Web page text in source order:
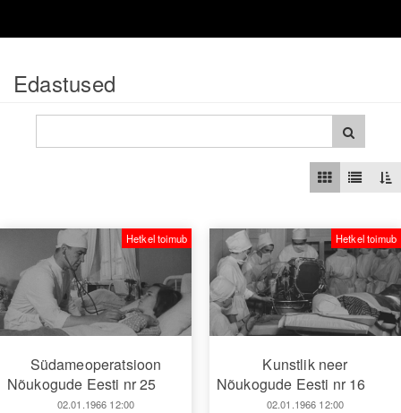
Edastused
Südameoperatsioon
Nõukogude Eesti nr 25
02.01.1966 12:00
Hetkel toimub
Kunstlik neer
Nõukogude Eesti nr 16
02.01.1966 12:00
Hetkel toimub